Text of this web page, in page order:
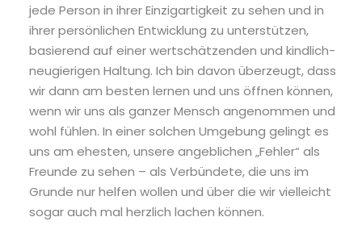
jede Person in ihrer Einzigartigkeit zu sehen und in
ihrer persönlichen Entwicklung zu unterstützen,
basierend auf einer wertschätzenden und kindlich-
neugierigen Haltung. Ich bin davon überzeugt, dass
wir dann am besten lernen und uns öffnen können,
wenn wir uns als ganzer Mensch angenommen und
wohl fühlen. In einer solchen Umgebung gelingt es
uns am ehesten, unsere angeblichen „Fehler“ als
Freunde zu sehen – als Verbündete, die uns im
Grunde nur helfen wollen und über die wir vielleicht
sogar auch mal herzlich lachen können.
Remember me Lost your
Sign up
Already have an account? Sign in